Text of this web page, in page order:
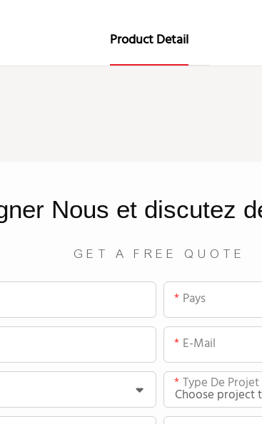
Product Detail
Nous et discutez
GET A FREE QUOTE
Pays
E-Mail
Type De Projet